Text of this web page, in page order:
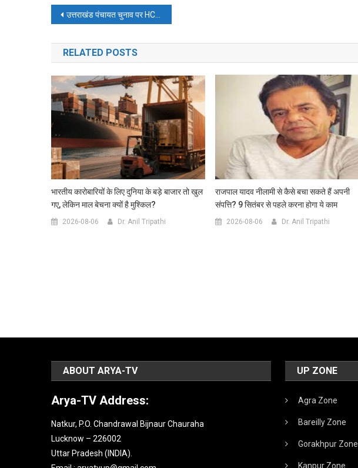
Post
navigation
उत्तराखंड पंचायत चुनाव पर HC की रोक के बाद क्या करेगी सरकार? सचिव ने दी पूरी जानकारी
RELATED POSTS
भारतीय कारोबारियों के लिए दुनिया के बड़े बाजार तो खुल
गए, लेकिन माल बेचना क्यों है मुश्किल?
2026-08-06 Dr. Anil Tripathi
राजपाल यादव नीलामी से कैसे बचा सकते हैं अपनी
संपत्ति? 9 सितंबर से पहले करना होगा ये काम
2026-08-06 Dr. Anil Tripathi
ABOUT ARYA-TV
Arya-TV Address:
Natkur, P.O. Chandrawal Bijnaur Chauraha
Lucknow – 226002
Uttar Pradesh (INDIA).
UP ZONE
Agra Zone
Bareilly Zone
Gorakhpur Zone
Kanpur Zone